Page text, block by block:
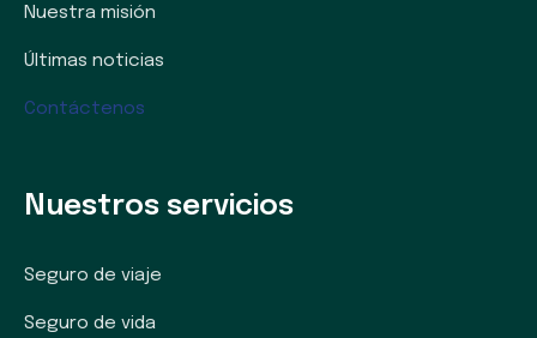
Nuestra misión
Últimas noticias
Contáctenos
Nuestros servicios
Seguro de viaje
Seguro de vida